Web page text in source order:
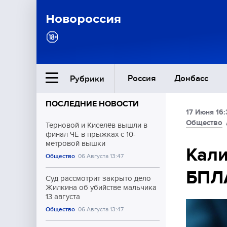
Новороссия
Рубрики Россия Донбасс
Ближний Восток
Общество
Культура
ПОСЛЕДНИЕ НОВОСТИ
Терновой и Киселёв вышли в
финал ЧЕ в прыжках с 10-
метровой вышки
Общество 06 Августа 13:47
Суд рассмотрит закрыто дело
Жилкина об убийстве мальчика
13 августа
Общество 06 Августа 13:47
17 Июня
Общество